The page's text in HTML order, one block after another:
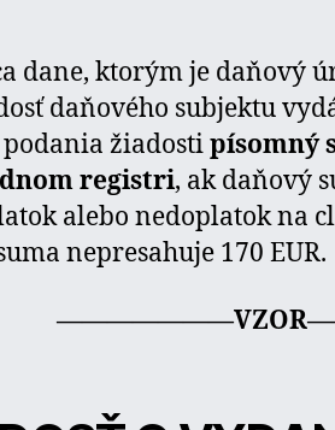
dane, ktorým je daňový
daňového subjektu
žiadostipísomný
registri, ak daňový
alebo nedoplatok na
nepresahuje 170 EUR.